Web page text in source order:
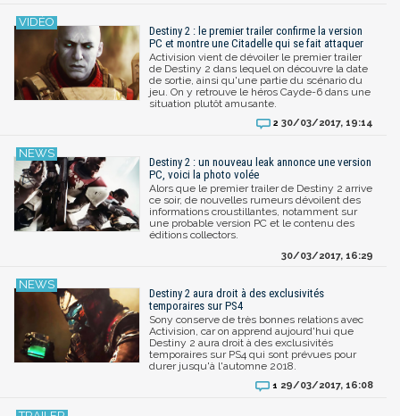
Destiny 2 : le premier trailer confirme la version
PC et montre une Citadelle qui se fait attaquer
Activision vient de dévoiler le premier trailer
de Destiny 2 dans lequel on découvre la date
de sortie, ainsi qu'une partie du scénario du
jeu. On y retrouve le héros Cayde-6 dans une
situation plutôt amusante.
2 30/03/2017, 19:14
Destiny 2 : un nouveau leak annonce une version
PC, voici la photo volée
Alors que le premier trailer de Destiny 2 arrive
ce soir, de nouvelles rumeurs dévoilent des
informations croustillantes, notamment sur
une probable version PC et le contenu des
éditions collectors.
30/03/2017, 16:29
Destiny 2 aura droit à des exclusivités
temporaires sur PS4
Sony conserve de très bonnes relations avec
Activision, car on apprend aujourd'hui que
Destiny 2 aura droit à des exclusivités
temporaires sur PS4 qui sont prévues pour
durer jusqu'à l'automne 2018.
1 29/03/2017, 16:08